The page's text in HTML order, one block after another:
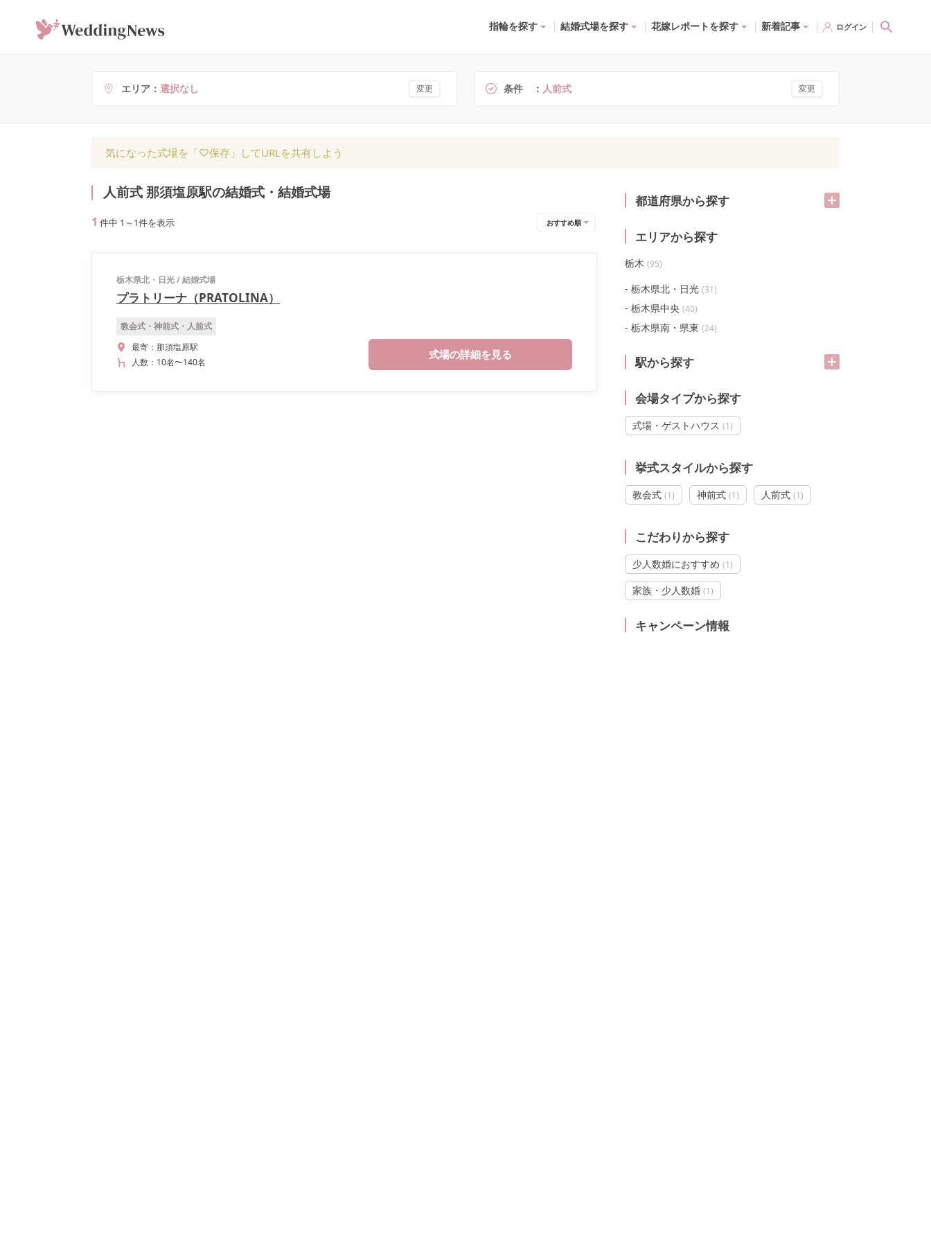
指輪を探す 結婚式場を探す 花嫁レポートを探す 新着記事 ログイン
エリア 選択なし 変更 条件 人前式 変更
気になった式場を「♡保存」してURLを共有しよう
都道府県から探す
エリアから探す
栃木 (95)
栃木県北・日光 (31)
栃木県中央 (40)
栃木県南・県東 (24)
駅から探す
会場タイプから探す
式場・ゲストハウス (1)
挙式スタイルから探す
教会式 (1) 神前式 (1) 人前式 (1)
こだわりから探す
少人数婚におすすめ (1)
家族・少人数婚 (1)
キャンペーン情報
人前式 那須塩原駅の結婚式・結婚式場
1 件中 1 ～ 1件を表示 おすすめ順
栃木県北・日光/結婚式場
プラトリーナ（PRATOLINA）
教会式・神前式・人前式
最寄： 那須塩原駅
人数： 10名〜140名
式場の詳細を見る